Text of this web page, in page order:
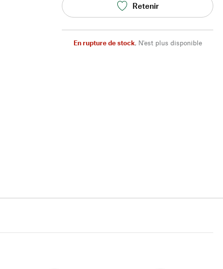
Retenir
En rupture de stock, N'est plus disponible